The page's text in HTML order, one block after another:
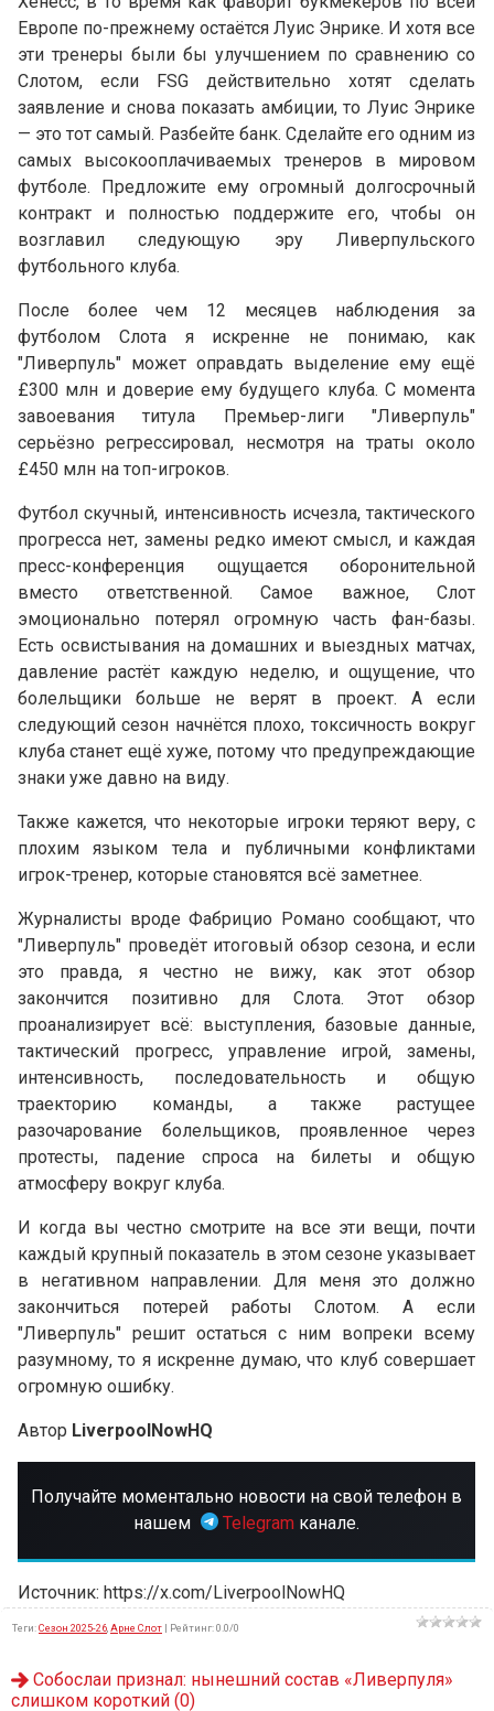
Европе по-прежнему остаётся Луис Энрике. И хотя все
эти тренеры были бы улучшением по сравнению со
Слотом, если FSG действительно хотят сделать
заявление и снова показать амбиции, то Луис Энрике
— это тот самый. Разбейте банк. Сделайте его одним из
самых высокооплачиваемых тренеров в мировом
футболе. Предложите ему огромный долгосрочный
контракт и полностью поддержите его, чтобы он
возглавил следующую эру Ливерпульского
футбольного клуба.
После более чем 12 месяцев наблюдения за
футболом Слота я искренне не понимаю, как
"Ливерпуль" может оправдать выделение ему ещё
£300 млн и доверие ему будущего клуба. С момента
завоевания титула Премьер-лиги "Ливерпуль"
серьёзно регрессировал, несмотря на траты около
£450 млн на топ-игроков.
Футбол скучный, интенсивность исчезла, тактического
прогресса нет, замены редко имеют смысл, и каждая
пресс-конференция ощущается оборонительной
вместо ответственной. Самое важное, Слот
эмоционально потерял огромную часть фан-базы.
Есть освистывания на домашних и выездных матчах,
давление растёт каждую неделю, и ощущение, что
болельщики больше не верят в проект. А если
следующий сезон начнётся плохо, токсичность вокруг
клуба станет ещё хуже, потому что предупреждающие
знаки уже давно на виду.
Также кажется, что некоторые игроки теряют веру, с
плохим языком тела и публичными конфликтами
игрок-тренер, которые становятся всё заметнее.
Журналисты вроде Фабрицио Романо сообщают, что
"Ливерпуль" проведёт итоговый обзор сезона, и если
это правда, я честно не вижу, как этот обзор
закончится позитивно для Слота. Этот обзор
проанализирует всё: выступления, базовые данные,
тактический прогресс, управление игрой, замены,
интенсивность, последовательность и общую
траекторию команды, а также растущее
разочарование болельщиков, проявленное через
протесты, падение спроса на билеты и общую
атмосферу вокруг клуба.
И когда вы честно смотрите на все эти вещи, почти
каждый крупный показатель в этом сезоне указывает
в негативном направлении. Для меня это должно
закончиться потерей работы Слотом. А если
"Ливерпуль" решит остаться с ним вопреки всему
разумному, то я искренне думаю, что клуб совершает
огромную ошибку.
Автор LiverpoolNowHQ
Получайте моментально новости на свой телефон в
нашем
Telegram канале.
Источник: https://x.com/LiverpoolNowHQ
Теги:Сезон 2025-26 Арне Слот | Рейтинг:0.0/0
Собослаи признал: нынешний состав «Ливерпуля»
слишком короткий (0)